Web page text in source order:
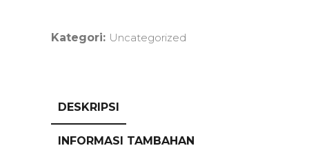
Kategori: Uncategorized
DESKRIPSI
INFORMASI TAMBAHAN